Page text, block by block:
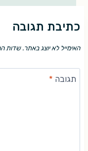
כתיבת תגובה
האימייל לא יוצג באתר. שדות
תגובה *